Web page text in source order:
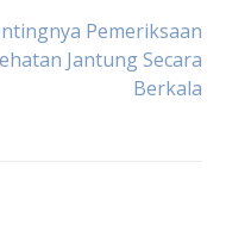
Pemeriksaan
Jantung Secara
Berkala